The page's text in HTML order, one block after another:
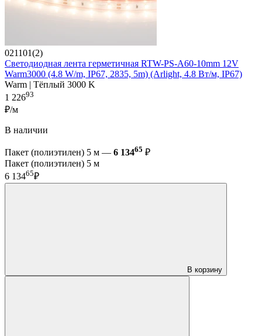
021101(2)
Светодиодная лента герметичная RTW-PS-A60-10mm 12V
Warm3000 (4.8 W/m, IP67, 2835, 5m) (Arlight, 4.8 Вт/м, IP67)
Warm | Тёплый 3000 K
1 22693
₽/м
В наличии
Пакет (полиэтилен) 5 м — 6 13465 ₽
Пакет (полиэтилен) 5 м
6 13465₽
В корзину